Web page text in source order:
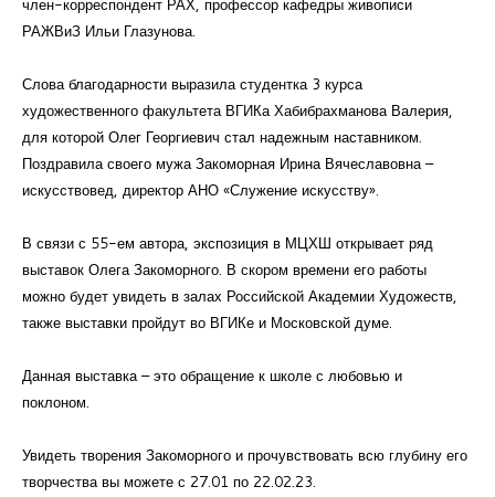
член-корреспондент РАХ, профессор кафедры живописи
РАЖВиЗ Ильи Глазунова.
Слова благодарности выразила студентка 3 курса
художественного факультета ВГИКа Хабибрахманова Валерия,
для которой Олег Георгиевич стал надежным наставником.
Поздравила своего мужа Закоморная Ирина Вячеславовна –
искусствовед, директор АНО «Служение искусству».
В связи с 55-ем автора, экспозиция в МЦХШ открывает ряд
выставок Олега Закоморного. В скором времени его работы
можно будет увидеть в залах Российской Академии Художеств,
также выставки пройдут во ВГИКе и Московской думе.
Данная выставка – это обращение к школе с любовью и
поклоном.
Увидеть творения Закоморного и прочувствовать всю глубину его
творчества вы можете с 27.01 по 22.02.23.